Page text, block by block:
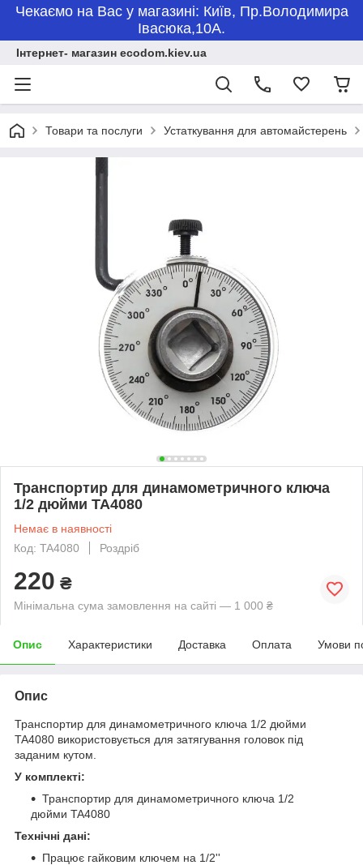
Чекаємо на Вас у магазині: Київ, Пр.Володимира
Івасюка,10А.
Інтернет- магазин ecodom.kiev.ua
Товари та послуги Устаткування для автомайстерень
Транспортир для динамометричного ключа
1/2 дюйми TA4080
Немає в наявності
Код: TA4080
Роздріб
220 ₴
Мінімальна сума замовлення на сайті — 1 000 ₴
Опис Характеристики Доставка Оплата Умови
Опис
Транспортир для динамометричного ключа 1/2 дюйми
TA4080 використовується для затягування головок під
заданим кутом.
У комплекті:
Транспортир для динамометричного ключа 1/2
дюйми TA4080
Технічні дані:
Працює гайковим ключем на 1/2''